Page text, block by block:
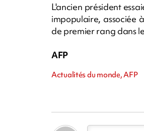
L'ancien président
impopulaire, associée
de premier rang dans
AFP
Actualités du monde, AFP